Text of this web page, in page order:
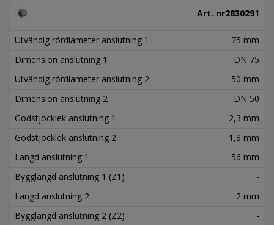
Art. nr2830291
Utvändig rördiameter anslutning 1
75 mm
Dimension anslutning 1
DN 75
Utvändig rördiameter anslutning 2
50 mm
Dimension anslutning 2
DN 50
Godstjocklek anslutning 1
2,3 mm
Godstjocklek anslutning 2
1,8 mm
Längd anslutning 1
56 mm
Bygglängd anslutning 1 (Z1)
-
Längd anslutning 2
2 mm
Bygglängd anslutning 2 (Z2)
-